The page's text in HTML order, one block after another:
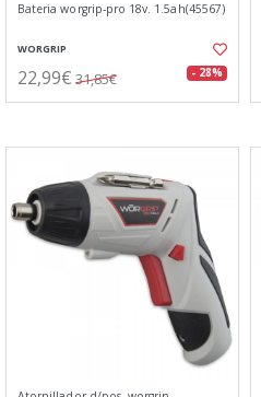
Bateria worgrip-pro 18v. 1.5ah(45567)
WORGRIP
22,99€ 31,85€ - 28%